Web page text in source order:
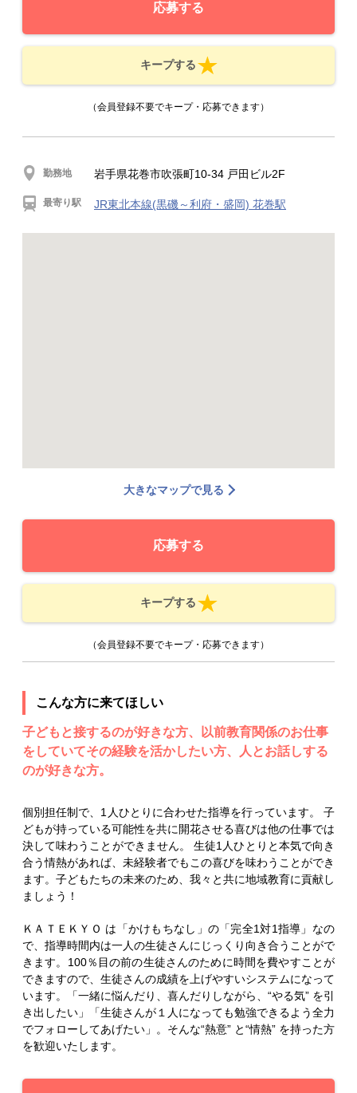
応募する
キープする
（会員登録不要でキープ・応募できます）
勤務地 岩手県花巻市吹張町10-34 戸田ビル2F
最寄り駅 JR東北本線(黒磯～利府・盛岡) 花巻駅
大きなマップで見る
応募する
キープする
（会員登録不要でキープ・応募できます）
こんな方に来てほしい
子どもと接するのが好きな方、以前教育関係のお仕事
をしていてその経験を活かしたい方、人とお話しする
のが好きな方。
個別担任制で、1人ひとりに合わせた指導を行っています。 子
どもが持っている可能性を共に開花させる喜びは他の仕事では
決して味わうことができません。 生徒1人ひとりと本気で向き
合う情熱があれば、未経験者でもこの喜びを味わうことができ
ます。子どもたちの未来のため、我々と共に地域教育に貢献し
ましょう！
ＫＡＴＥＫＹＯ は「かけもちなし」の「完全1対1指導」なの
で、指導時間内は一人の生徒さんにじっくり向き合うことがで
きます。100％目の前の生徒さんのために時間を費やすことが
できますので、生徒さんの成績を上げやすいシステムになって
います。「一緒に悩んだり、喜んだりしながら、“やる気” を引
き出したい」「生徒さんが１人になっても勉強できるよう全力
でフォローしてあげたい」。そんな“熱意” と“情熱” を持った方
を歓迎いたします。